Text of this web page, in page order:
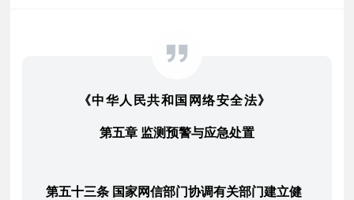
《中华人民共和国网络安全法》
第五章 监测预警与应急处置
第五十三条 国家网信部门协调有关部门建立健